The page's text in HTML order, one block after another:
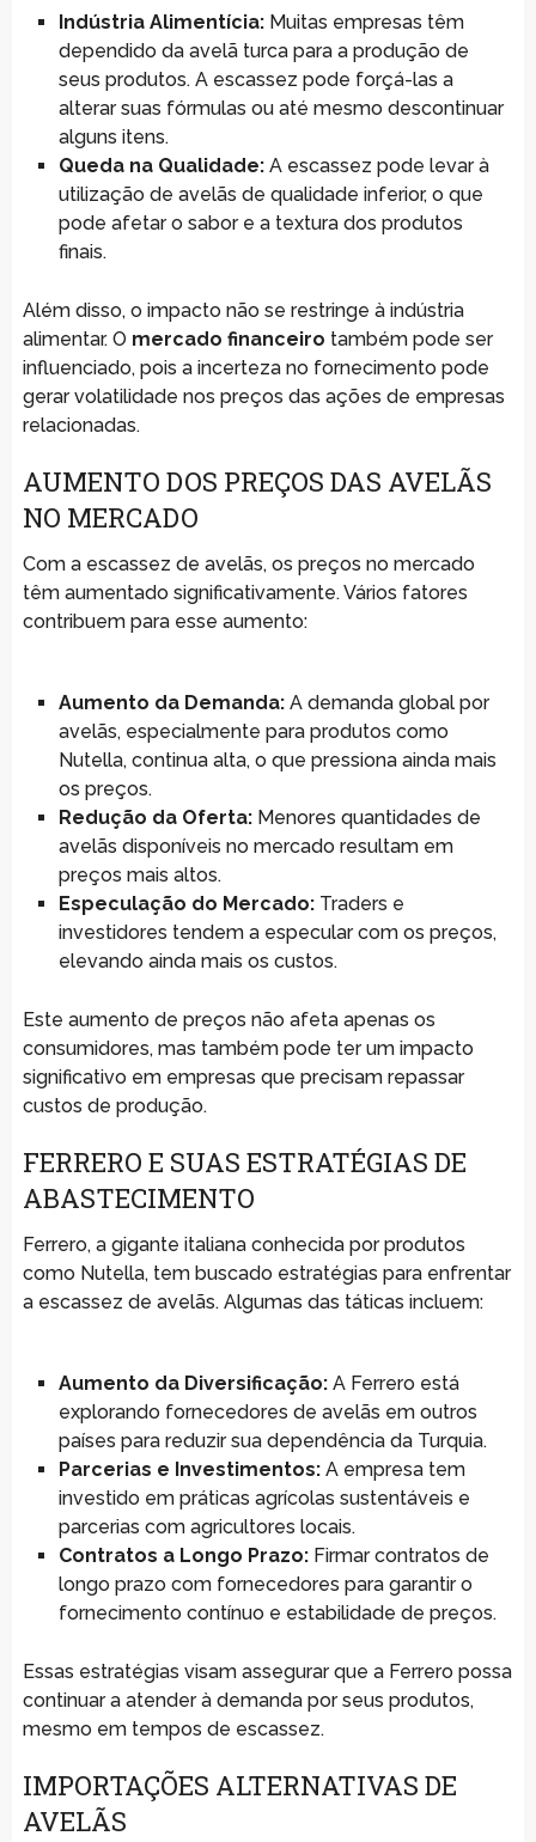
Indústria Alimentícia:Muitas empresas têm
dependido da avelã turca para a produção de
seus produtos. A escassez pode forçá-las a
alterar suas fórmulas ou até mesmo descontinuar
alguns itens.
Queda na Qualidade:A escassez pode levar à
utilização de avelãs de qualidade inferior, o que
pode afetar o sabor e a textura dos produtos
finais.
Além disso, o impacto não se restringe à indústria
alimentar. O mercado financeiro também pode ser
influenciado, pois a incerteza no fornecimento pode
gerar volatilidade nos preços das ações de empresas
relacionadas.
AUMENTO DOS PREÇOS DAS AVELÃS
NO MERCADO
Com a escassez de avelãs, os preços no mercado
têm aumentado significativamente. Vários fatores
contribuem para esse aumento:
Aumento da Demanda:A demanda global por
avelãs, especialmente para produtos como
Nutella, continua alta, o que pressiona ainda mais
os preços.
Redução da Oferta:Menores quantidades de
avelãs disponíveis no mercado resultam em
preços mais altos.
Especulação do Mercado:Traders e
investidores tendem a especular com os preços,
elevando ainda mais os custos.
Este aumento de preços não afeta apenas os
consumidores, mas também pode ter um impacto
significativo em empresas que precisam repassar
custos de produção.
FERRERO E SUAS ESTRATÉGIAS DE
ABASTECIMENTO
Ferrero, a gigante italiana conhecida por produtos
como Nutella, tem buscado estratégias para enfrentar
a escassez de avelãs. Algumas das táticas incluem:
Aumento da Diversificação:A Ferrero está
explorando fornecedores de avelãs em outros
países para reduzir sua dependência da Turquia.
Parcerias e Investimentos:A empresa tem
investido em práticas agrícolas sustentáveis e
parcerias com agricultores locais.
Contratos a Longo Prazo:Firmar contratos de
longo prazo com fornecedores para garantir o
fornecimento contínuo e estabilidade de preços.
Essas estratégias visam assegurar que a Ferrero possa
continuar a atender à demanda por seus produtos,
mesmo em tempos de escassez.
IMPORTAÇÕES ALTERNATIVAS DE
AVELÃS